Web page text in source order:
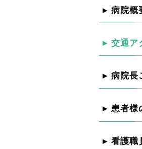
病院概
交通ア
病院長
患者様
看護職